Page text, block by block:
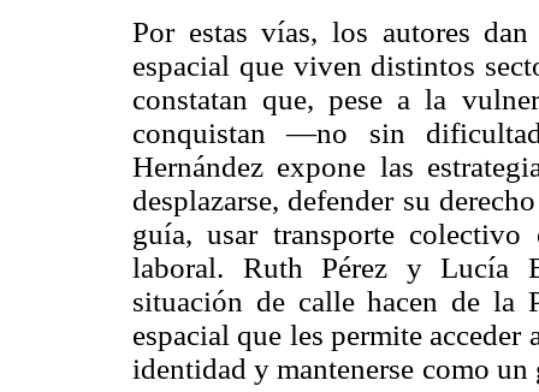
Por estas vías, los autores
espacial que viven distintos
constatan que, pese a la
conquistan —no sin
Hernández expone las
desplazarse, defender su
guía, usar transporte
laboral. Ruth Pérez y Lucía
situación de calle hacen de la
espacial que les permite
identidad y mantenerse como